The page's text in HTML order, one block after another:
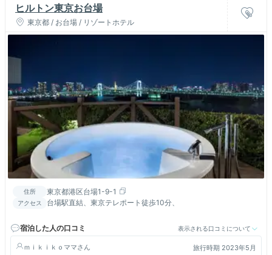
ヒルトン東京お台場
東京都 / お台場 / リゾートホテル
住所 東京都港区台場1-9-1
アクセス 台場駅直結、東京テレポート徒歩10分、
宿泊した人の口コミ 表示される口コミについて
ｍｉｋｉｋｏママ 旅行時期 2023年5月